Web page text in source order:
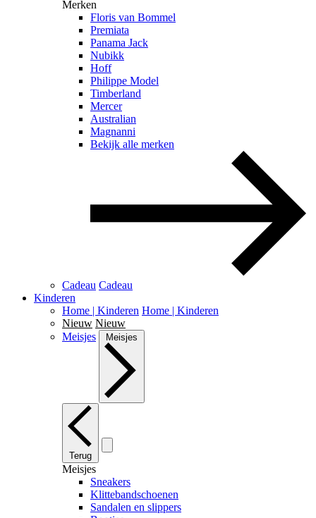
Merken
Floris van Bommel
Premiata
Panama Jack
Nubikk
Hoff
Philippe Model
Timberland
Mercer
Australian
Magnanni
Bekijk alle merken
Cadeau Cadeau
Kinderen
Home | Kinderen Home | Kinderen
Nieuw Nieuw
Meisjes
Meisjes
Terug
Meisjes
Sneakers
Klittebandschoenen
Sandalen en slippers